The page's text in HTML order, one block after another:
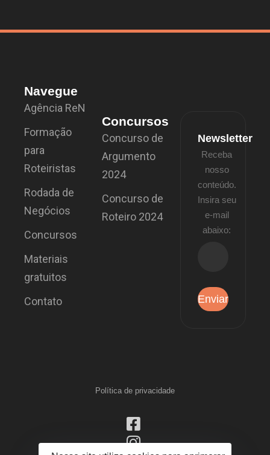
Navegue
Agência ReN
Formação
para
Roteiristas
Rodada de
Negócios
Concursos
Materiais
gratuitos
Contato
Concursos
Concurso de
Argumento
2024
Concurso de
Roteiro 2024
Newsletter
Receba
nosso
conteúdo.
Insira seu
e-mail
abaixo:
Política de privacidade